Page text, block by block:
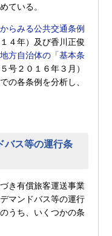
ている。
らみる公共交通条例
４年）及び香川正俊
方自治体の「基本条
号２０１６年３月）
の各条例を分析し、
バス等の運行条
き有償旅客運送事業
マンドバス等の運行
うち、いくつかの条